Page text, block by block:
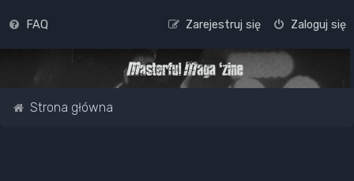
FAQ Zaloguj się
Zarejestruj się
Strona główna